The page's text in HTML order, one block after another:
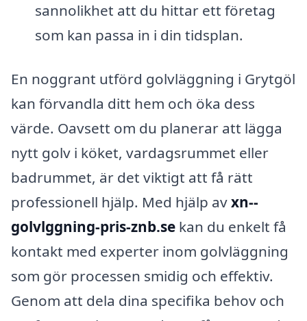
sannolikhet att du hittar ett företag
som kan passa in i din tidsplan.
En noggrant utförd golvläggning i Grytgöl
kan förvandla ditt hem och öka dess
värde. Oavsett om du planerar att lägga
nytt golv i köket, vardagsrummet eller
badrummet, är det viktigt att få rätt
professionell hjälp. Med hjälp avxn--
golvlggning-pris-znb.se kan du enkelt få
kontakt med experter inom golvläggning
som gör processen smidig och effektiv.
Genom att dela dina specifika behov och